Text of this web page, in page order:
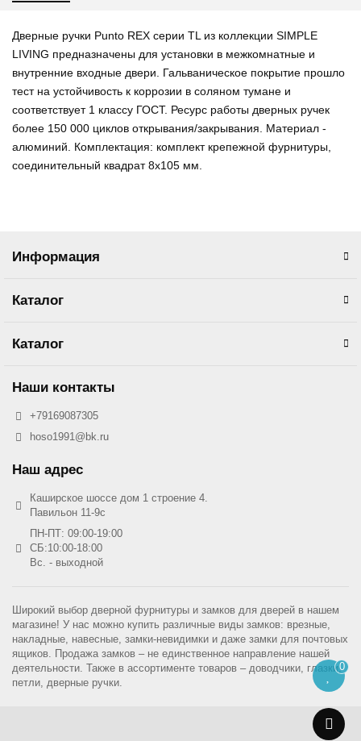
Дверные ручки Punto REX серии TL из коллекции SIMPLE
LIVING предназначены для установки в межкомнатные и
внутренние входные двери. Гальваническое покрытие прошло
тест на устойчивость к коррозии в соляном тумане и
соответствует 1 классу ГОСТ. Ресурс работы дверных ручек
более 150 000 циклов открывания/закрывания. Материал -
алюминий. Комплектация: комплект крепежной фурнитуры,
соединительный квадрат 8x105 мм.
Информация
Каталог
Каталог
Наши контакты
+79169087305
hoso1991@bk.ru
Наш адрес
Каширское шоссе дом 1 строение 4.
Павильон 11-9с
ПН-ПТ: 09:00-19:00
СБ:10:00-18:00
Вс. - выходной
Широкий выбор дверной фурнитуры и замков для дверей в нашем
магазине! У нас можно купить различные виды замков: врезные,
накладные, навесные, замки-невидимки и даже замки для почтовых
ящиков. Продажа замков – не единственное направление нашей
деятельности. Также в ассортименте товаров – доводчики, глазки,
петли, дверные ручки.
0